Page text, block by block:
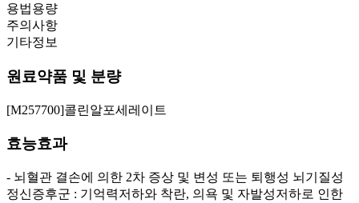
용법용량
주의사항
기타정보
원료약품 및 분량
[M257700]콜린알포세레이트
효능효과
- 뇌혈관 결손에 의한 2차 증상 및 변성 또는 퇴행성 뇌기질성
정신증후군 : 기억력저하와 착란, 의욕 및 자발성저하로 인한